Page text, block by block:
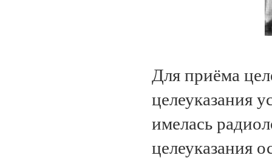
Для приёма
целеуказания
имелась
целеуказания